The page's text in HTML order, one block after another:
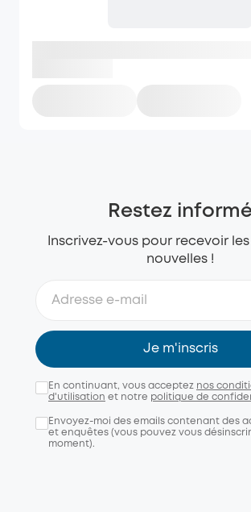
Restez
Inscrivez-vous pour recevoir
nouvelles !
Je m'inscris
En continuant, vous acceptez nos
d'utilisation et notre politique de
Envoyez-moi des emails contenant des
et enquêtes (vous pouvez vous
moment).